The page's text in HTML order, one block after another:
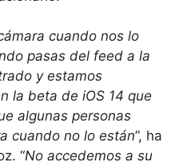
cuando nos lo
pasas del feed a la
y estamos
la beta de iOS 14 que
algunas personas
cuando no lo están”, ha
“No accedemos a su